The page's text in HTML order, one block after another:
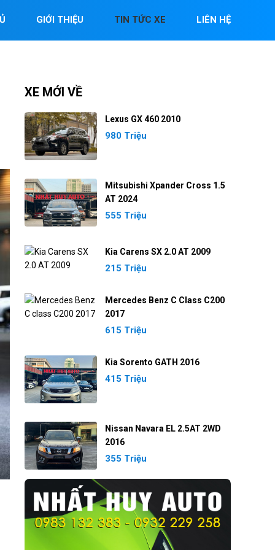
GIỚI THIỆU TIN TỨC XE LIÊN HỆ
XE MỚI VỀ
Lexus GX 460 2010
980 Triệu
Mitsubishi Xpander Cross 1.5
AT 2024
555 Triệu
Kia Carens SX 2.0 AT 2009
215 Triệu
Mercedes Benz C Class C200
2017
615 Triệu
Kia Sorento GATH 2016
415 Triệu
Nissan Navara EL 2.5AT 2WD
2016
355 Triệu